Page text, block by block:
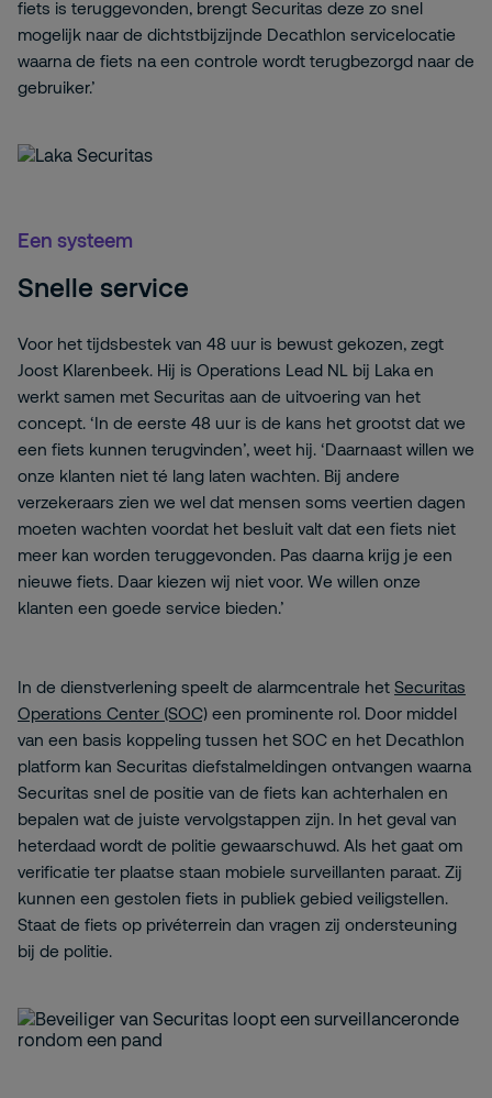
fiets is teruggevonden, brengt Securitas deze zo snel
mogelijk naar de dichtstbijzijnde Decathlon servicelocatie
waarna de fiets na een controle wordt terugbezorgd naar de
gebruiker.’
Een systeem
Snelle service
Voor het tijdsbestek van 48 uur is bewust gekozen, zegt
Joost Klarenbeek. Hij is Operations Lead NL bij Laka en
werkt samen met Securitas aan de uitvoering van het
concept. ‘In de eerste 48 uur is de kans het grootst dat we
een fiets kunnen terugvinden’, weet hij. ‘Daarnaast willen we
onze klanten niet té lang laten wachten. Bij andere
verzekeraars zien we wel dat mensen soms veertien dagen
moeten wachten voordat het besluit valt dat een fiets niet
meer kan worden teruggevonden. Pas daarna krijg je een
nieuwe fiets. Daar kiezen wij niet voor. We willen onze
klanten een goede service bieden.’
In de dienstverlening speelt de alarmcentrale het Securitas
Operations Center (SOC) een prominente rol. Door middel
van een basis koppeling tussen het SOC en het Decathlon
platform kan Securitas diefstalmeldingen ontvangen waarna
Securitas snel de positie van de fiets kan achterhalen en
bepalen wat de juiste vervolgstappen zijn. In het geval van
heterdaad wordt de politie gewaarschuwd. Als het gaat om
verificatie ter plaatse staan mobiele surveillanten paraat. Zij
kunnen een gestolen fiets in publiek gebied veiligstellen.
Staat de fiets op privéterrein dan vragen zij ondersteuning
bij de politie.